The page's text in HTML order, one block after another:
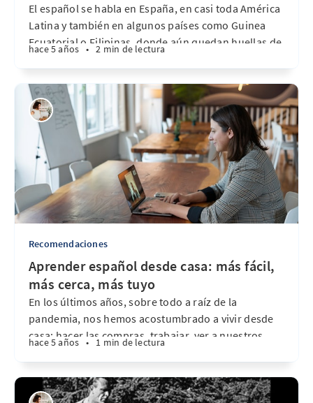
El español se habla en España, en casi toda América
Latina y también en algunos países como Guinea
Ecuatorial o Filipinas, donde aún quedan huellas de
idioma. Sin embargo, eso no
hace 5 años • 2 min de lectura
Recomendaciones
Aprender español desde casa: más fácil,
más cerca, más tuyo
En los últimos años, sobre todo a raíz de la
pandemia, nos hemos acostumbrado a vivir desde
casa: hacer las compras, trabajar, ver a nuestros
aunque no todo fue fácil, algunos cambios llegaron
hace 5 años • 1 min de lectura